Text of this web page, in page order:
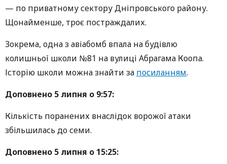
— по приватному сектору Дніпровського району.
Щонайменше, троє постраждалих.
Зокрема, одна з авіабомб впала на будівлю
колишньої школи №81 на вулиці Абрагама Коопа.
Історію школи можна знайти за посиланням.
Доповнено 5 липня о 9:57:
Кількість поранених внаслідок ворожої атаки
збільшилась до семи.
Доповнено 5 липня о 15:25: